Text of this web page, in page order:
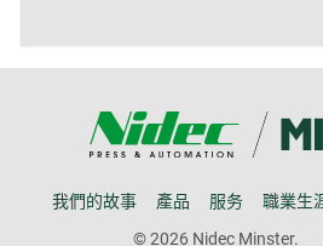
我們的故事 產品 服务 職業生
© 2026 Nidec Minster.